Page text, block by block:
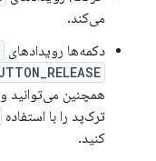
می‌کند.
دکمه‌ها رویدادهای
همچنین
ترک‌پد را با استفاده
کنید.